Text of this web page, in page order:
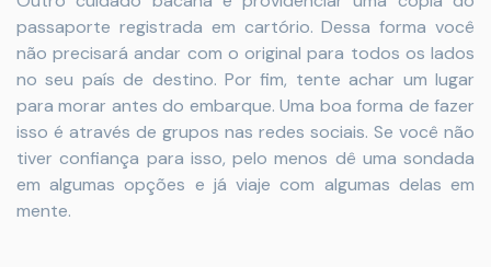
passaporte registrada em cartório. Dessa forma você
não precisará andar com o original para todos os lados
no seu país de destino. Por fim, tente achar um lugar
para morar antes do embarque. Uma boa forma de fazer
isso é através de grupos nas redes sociais. Se você não
tiver confiança para isso, pelo menos dê uma sondada
em algumas opções e já viaje com algumas delas em
mente.